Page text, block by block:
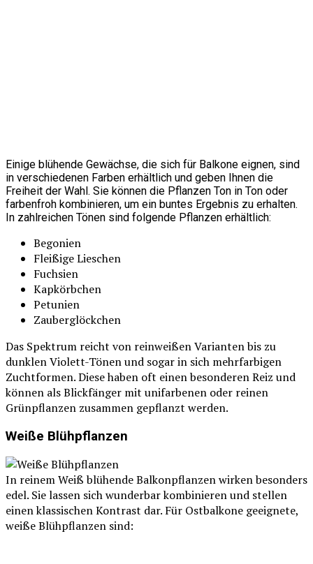
Einige blühende Gewächse, die sich für Balkone eignen, sind
in verschiedenen Farben erhältlich und geben Ihnen die
Freiheit der Wahl. Sie können die Pflanzen Ton in Ton oder
farbenfroh kombinieren, um ein buntes Ergebnis zu erhalten.
In zahlreichen Tönen sind folgende Pflanzen erhältlich:
Begonien
Fleißige Lieschen
Fuchsien
Kapkörbchen
Petunien
Zauberglöckchen
Das Spektrum reicht von reinweißen Varianten bis zu
dunklen Violett-Tönen und sogar in sich mehrfarbigen
Zuchtformen. Diese haben oft einen besonderen Reiz und
können als Blickfänger mit unifarbenen oder reinen
Grünpflanzen zusammen gepflanzt werden.
Weiße Blühpflanzen
In reinem Weiß blühende Balkonpflanzen wirken besonders
edel. Sie lassen sich wunderbar kombinieren und stellen
einen klassischen Kontrast dar. Für Ostbalkone geeignete,
weiße Blühpflanzen sind: